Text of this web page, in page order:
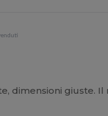
dimensioni giuste.